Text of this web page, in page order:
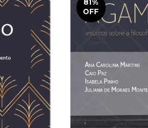
81%
OFF